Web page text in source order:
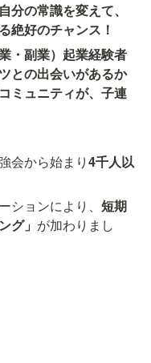
分の常識を変えて、
絶好のチャンス！
・副業）起業経験者
との出会いがあるか
ミュニティが、子連
会から始まり4千人以
ョンにより、 短期
グ」 が加わりまし